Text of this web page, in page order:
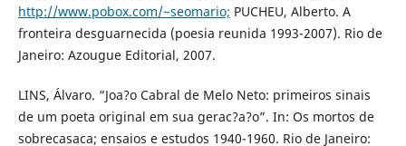
http://www.pobox.com/~seomario; PUCHEU, Alberto. A
fronteira desguarnecida (poesia reunida 1993-2007). Rio de
Janeiro: Azougue Editorial, 2007.
LINS, Álvaro. “Joa?o Cabral de Melo Neto: primeiros sinais
de um poeta original em sua gerac?a?o”. In: Os mortos de
sobrecasaca; ensaios e estudos 1940-1960. Rio de Janeiro: